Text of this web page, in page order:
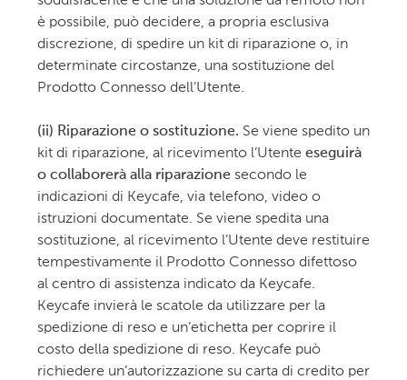
è possibile, può decidere, a propria esclusiva
discrezione, di spedire un kit di riparazione o, in
determinate circostanze, una sostituzione del
Prodotto Connesso dell’Utente.
(ii) Riparazione o sostituzione. Se viene spedito un
kit di riparazione, al ricevimento l’Utente eseguirà
o collaborerà alla riparazione secondo le
indicazioni di Keycafe, via telefono, video o
istruzioni documentate. Se viene spedita una
sostituzione, al ricevimento l’Utente deve restituire
tempestivamente il Prodotto Connesso difettoso
al centro di assistenza indicato da Keycafe.
Keycafe invierà le scatole da utilizzare per la
spedizione di reso e un’etichetta per coprire il
costo della spedizione di reso. Keycafe può
richiedere un’autorizzazione su carta di credito per